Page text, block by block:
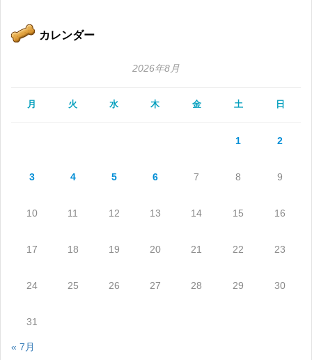
カレンダー
2026年8月
月 火 水 木 金 土 日
1 2
3 4 5 6 7 8 9
10 11 12 13 14 15 16
17 18 19 20 21 22 23
24 25 26 27 28 29 30
31
« 7月